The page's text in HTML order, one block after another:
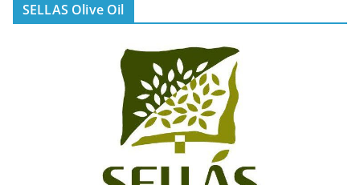
SELLAS Olive Oil